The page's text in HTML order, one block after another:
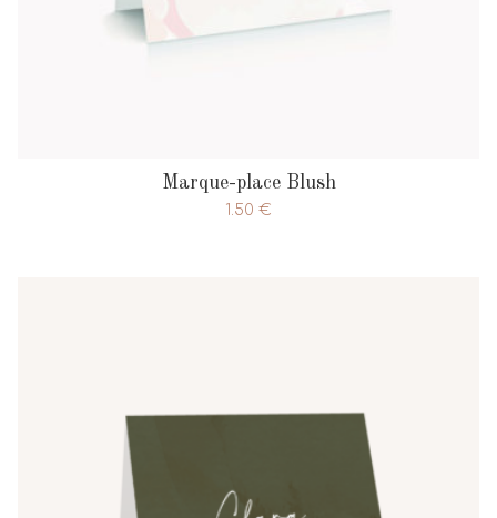
Marque-place Blush
1.50 €